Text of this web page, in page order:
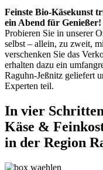
Feinste Bio-Käsekunst
ein Abend für Genießer!
Probieren Sie in unserer
selbst – allein, zu zweit,
verschenken Sie das
erhalten dazu ein
Raguhn-Jeßnitz geliefert
Experten teil.
In vier
Käse &
in der Region